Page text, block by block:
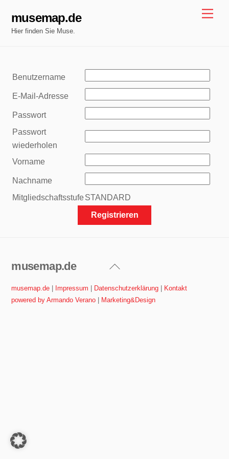
content
musemap.de
Hier finden Sie Muse.
Benutzername
E-Mail-Adresse
Passwort
Passwort
wiederholen
Vorname
Nachname
MitgliedschaftsstufeSTANDARD
Back
Top
musemap.de
musemap.de | Impressum | Datenschutzerklärung | Kontakt
powered by Armando Verano | Marketing&Design